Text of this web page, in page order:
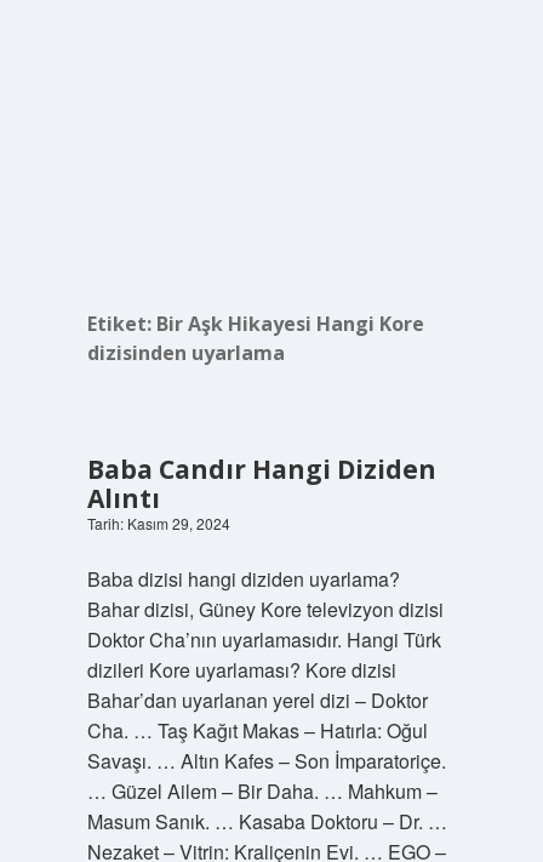
Etiket: Bir Aşk Hikayesi Hangi Kore
dizisinden uyarlama
Baba Candır Hangi Diziden
Alıntı
Tarih: Kasım 29, 2024
Baba dizisi hangi diziden uyarlama?
Bahar dizisi, Güney Kore televizyon dizisi
Doktor Cha’nın uyarlamasıdır. Hangi Türk
dizileri Kore uyarlaması? Kore dizisi
Bahar’dan uyarlanan yerel dizi – Doktor
Cha. … Taş Kağıt Makas – Hatırla: Oğul
Savaşı. … Altın Kafes – Son İmparatoriçe.
… Güzel Ailem – Bir Daha. … Mahkum –
Masum Sanık. … Kasaba Doktoru – Dr. …
Nezaket – Vitrin: Kraliçenin Evi. … EGO –